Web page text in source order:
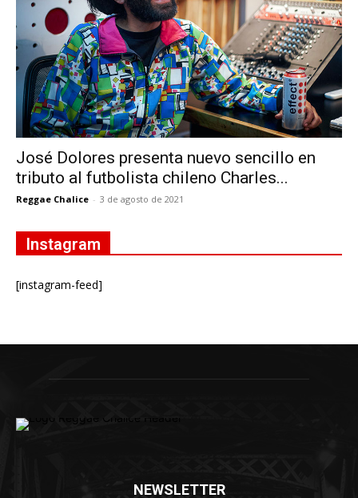
José Dolores presenta nuevo sencillo en
tributo al futbolista chileno Charles...
Reggae Chalice - 3 de agosto de 2021
Instagram
[instagram-feed]
NEWSLETTER